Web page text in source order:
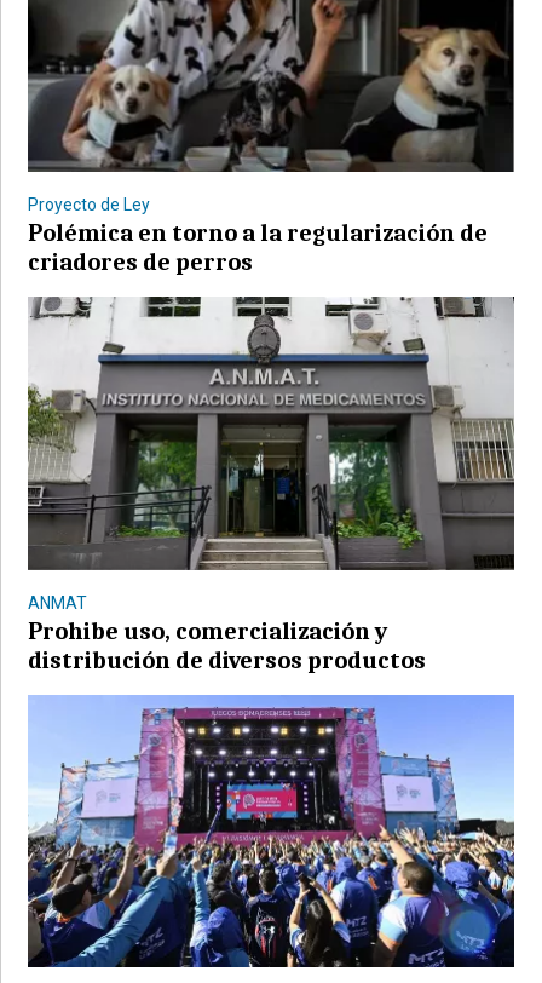
Proyecto de Ley
Polémica en torno a la regularización de
criadores de perros
ANMAT
Prohibe uso, comercialización y
distribución de diversos productos